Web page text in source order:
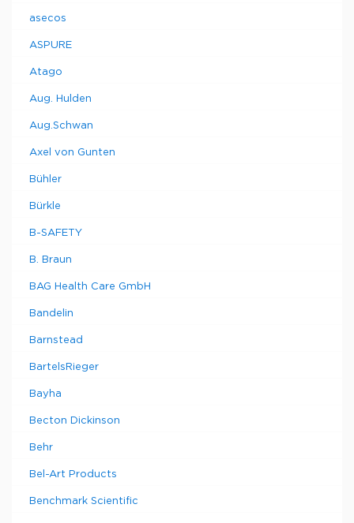
asecos
ASPURE
Atago
Aug. Hulden
Aug.Schwan
Axel von Gunten
Bühler
Bürkle
B-SAFETY
B. Braun
BAG Health Care GmbH
Bandelin
Barnstead
BartelsRieger
Bayha
Becton Dickinson
Behr
Bel-Art Products
Benchmark Scientific